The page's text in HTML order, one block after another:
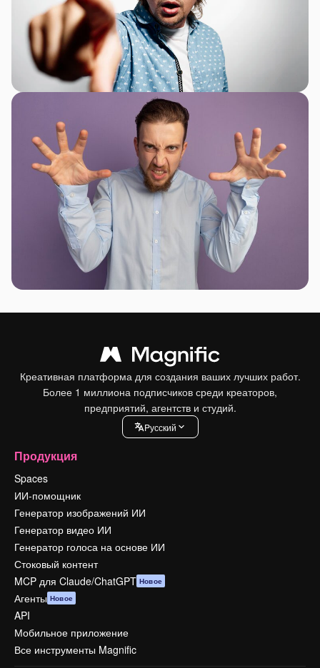
Креативная платформа для создания ваших лучших работ.
Более 1 миллиона подписчиков среди креаторов,
предприятий, агентств и студий.
Pусский
Продукция
Spaces
ИИ-помощник
Генератор изображений ИИ
Генератор видео ИИ
Генератор голоса на основе ИИ
Стоковый контент
MCP для Claude/ChatGPT Новое
Агенты Новое
API
Мобильное приложение
Все инструменты Magnific